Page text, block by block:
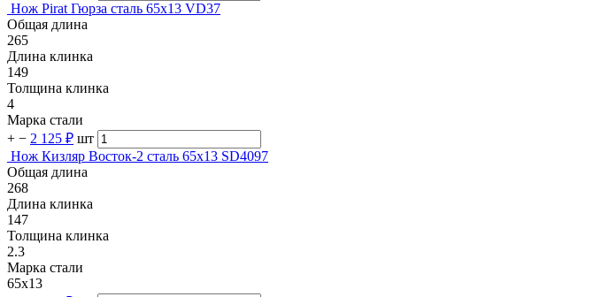
Нож Pirat Гюрза сталь 65х13 VD37
Общая длина
265
Длина клинка
149
Толщина клинка
4
Марка стали
+ − 2 125 ₽ шт
Нож Кизляр Восток-2 сталь 65х13 SD4097
Общая длина
268
Длина клинка
147
Толщина клинка
2.3
Марка стали
65х13